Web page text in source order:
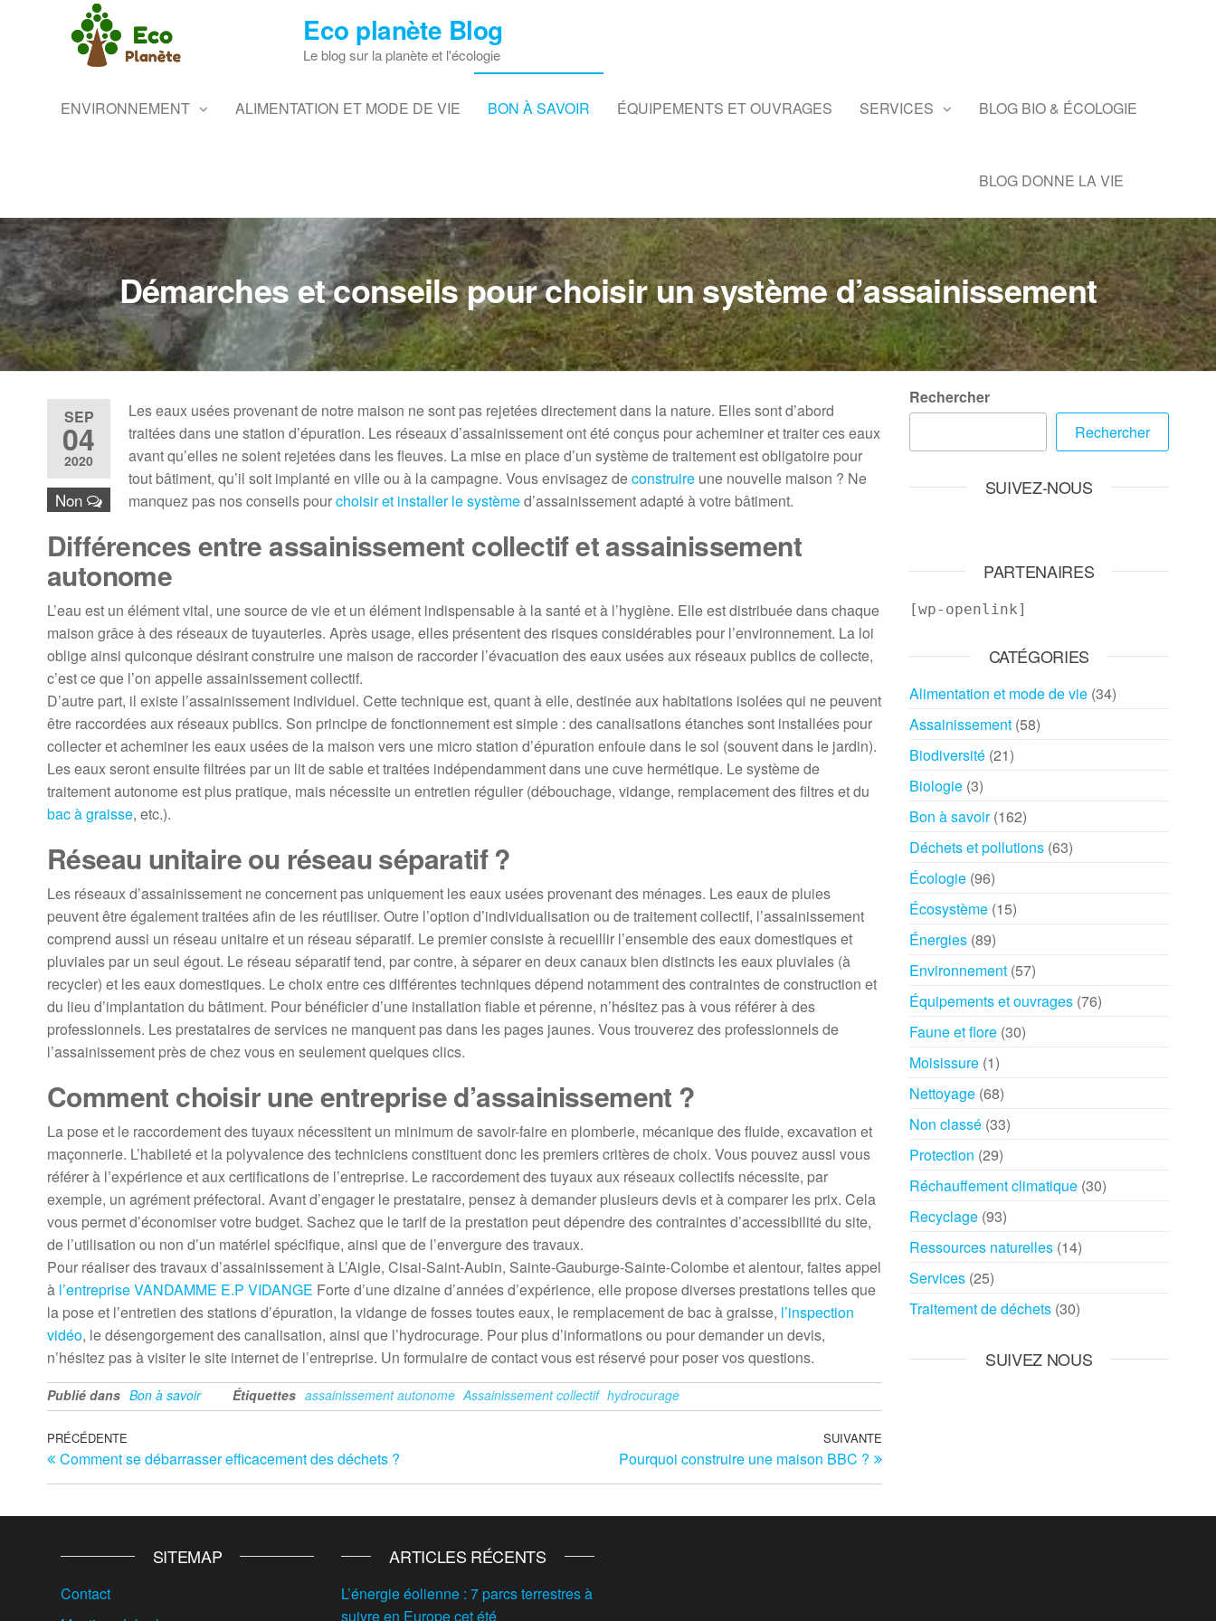
Eco planète Blog
Le blog sur la planète et l'écologie
ENVIRONNEMENT ALIMENTATION ET MODE DE VIE BON À SAVOIR ÉQUIPEMENTS ET OUVRAGES SERVICES BLOG BIO & ÉCOLOGIE
BLOG DONNE LA VIE
Démarches et conseils pour choisir un système d’assainissement
SEP
04
2020
Non
Les eaux usées provenant de notre maison ne sont pas rejetées directement dans la nature. Elles sont d’abord
traitées dans une station d’épuration. Les réseaux d’assainissement ont été conçus pour acheminer et traiter ces eaux
avant qu’elles ne soient rejetées dans les fleuves. La mise en place d’un système de traitement est obligatoire pour
tout bâtiment, qu’il soit implanté en ville ou à la campagne. Vous envisagez deconstruire une nouvelle maison ? Ne
manquez pas nos conseils pourchoisir et installer le systèmed’assainissement adapté à votre bâtiment.
Différences entre assainissement collectif et assainissement
autonome
L’eau est un élément vital, une source de vie et un élément indispensable à la santé et à l’hygiène. Elle est distribuée dans chaque
maison grâce à des réseaux de tuyauteries. Après usage, elles présentent des risques considérables pour l’environnement. La loi
oblige ainsi quiconque désirant construire une maison de raccorder l’évacuation des eaux usées aux réseaux publics de collecte,
c’est ce que l’on appelle assainissement collectif.
D’autre part, il existe l’assainissement individuel. Cette technique est, quant à elle, destinée aux habitations isolées qui ne peuvent
être raccordées aux réseaux publics. Son principe de fonctionnement est simple : des canalisations étanches sont installées pour
collecter et acheminer les eaux usées de la maison vers une micro station d’épuration enfouie dans le sol (souvent dans le jardin).
Les eaux seront ensuite filtrées par un lit de sable et traitées indépendamment dans une cuve hermétique. Le système de
traitement autonome est plus pratique, mais nécessite un entretien régulier (débouchage, vidange, remplacement des filtres et du
bac à graisse, etc.).
Réseau unitaire ou réseau séparatif ?
Les réseaux d’assainissement ne concernent pas uniquement les eaux usées provenant des ménages. Les eaux de pluies
peuvent être également traitées afin de les réutiliser. Outre l’option d’individualisation ou de traitement collectif, l’assainissement
comprend aussi un réseau unitaire et un réseau séparatif. Le premier consiste à recueillir l’ensemble des eaux domestiques et
pluviales par un seul égout. Le réseau séparatif tend, par contre, à séparer en deux canaux bien distincts les eaux pluviales (à
recycler) et les eaux domestiques. Le choix entre ces différentes techniques dépend notamment des contraintes de construction et
du lieu d’implantation du bâtiment. Pour bénéficier d’une installation fiable et pérenne, n’hésitez pas à vous référer à des
professionnels. Les prestataires de services ne manquent pas dans les pages jaunes. Vous trouverez des professionnels de
l’assainissement près de chez vous en seulement quelques clics.
Comment choisir une entreprise d’assainissement ?
La pose et le raccordement des tuyaux nécessitent un minimum de savoir-faire en plomberie, mécanique des fluide, excavation et
maçonnerie. L’habileté et la polyvalence des techniciens constituent donc les premiers critères de choix. Vous pouvez aussi vous
référer à l’expérience et aux certifications de l’entreprise. Le raccordement des tuyaux aux réseaux collectifs nécessite, par
exemple, un agrément préfectoral. Avant d’engager le prestataire, pensez à demander plusieurs devis et à comparer les prix. Cela
vous permet d’économiser votre budget. Sachez que le tarif de la prestation peut dépendre des contraintes d’accessibilité du site,
de l’utilisation ou non d’un matériel spécifique, ainsi que de l’envergure des travaux.
Pour réaliser des travaux d’assainissement à L’Aigle, Cisai-Saint-Aubin, Sainte-Gauburge-Sainte-Colombe et alentour, faites appel
à l’entreprise VANDAMME E.P VIDANGE Forte d’une dizaine d’années d’expérience, elle propose diverses prestations telles que
la pose et l’entretien des stations d’épuration, la vidange de fosses toutes eaux, le remplacement de bac à graisse, l’inspection
vidéo, le désengorgement des canalisation, ainsi que l’hydrocurage. Pour plus d’informations ou pour demander un devis,
n’hésitez pas à visiter le site internet de l’entreprise. Un formulaire de contact vous est réservé pour poser vos questions.
Publié dans Bon à savoir Étiquettes assainissement autonome Assainissement collectif hydrocurage
Navigation
de
Article
précédent
PRÉCÉDENTE
Comment se débarrasser efficacement des déchets ?
Article
suivant
SUIVANTE
Pourquoi construire une maison BBC ?
Rechercher
Rechercher
SUIVEZ-NOUS
PARTENAIRES
[wp-openlink]
CATÉGORIES
Alimentation et mode de vie(34)
Assainissement(58)
Biodiversité(21)
Biologie(3)
Bon à savoir(162)
Déchets et pollutions(63)
Écologie(96)
Écosystème(15)
Énergies(89)
Environnement(57)
Équipements et ouvrages(76)
Faune et flore(30)
Moisissure(1)
Nettoyage(68)
Non classé(33)
Protection (29)
Réchauffement climatique(30)
Recyclage(93)
Ressources naturelles(14)
Services(25)
Traitement de déchets(30)
SUIVEZ NOUS
SITEMAP
Contact
ARTICLES RÉCENTS
L’énergie éolienne : 7 parcs terrestres à
suivre en Europe cet été